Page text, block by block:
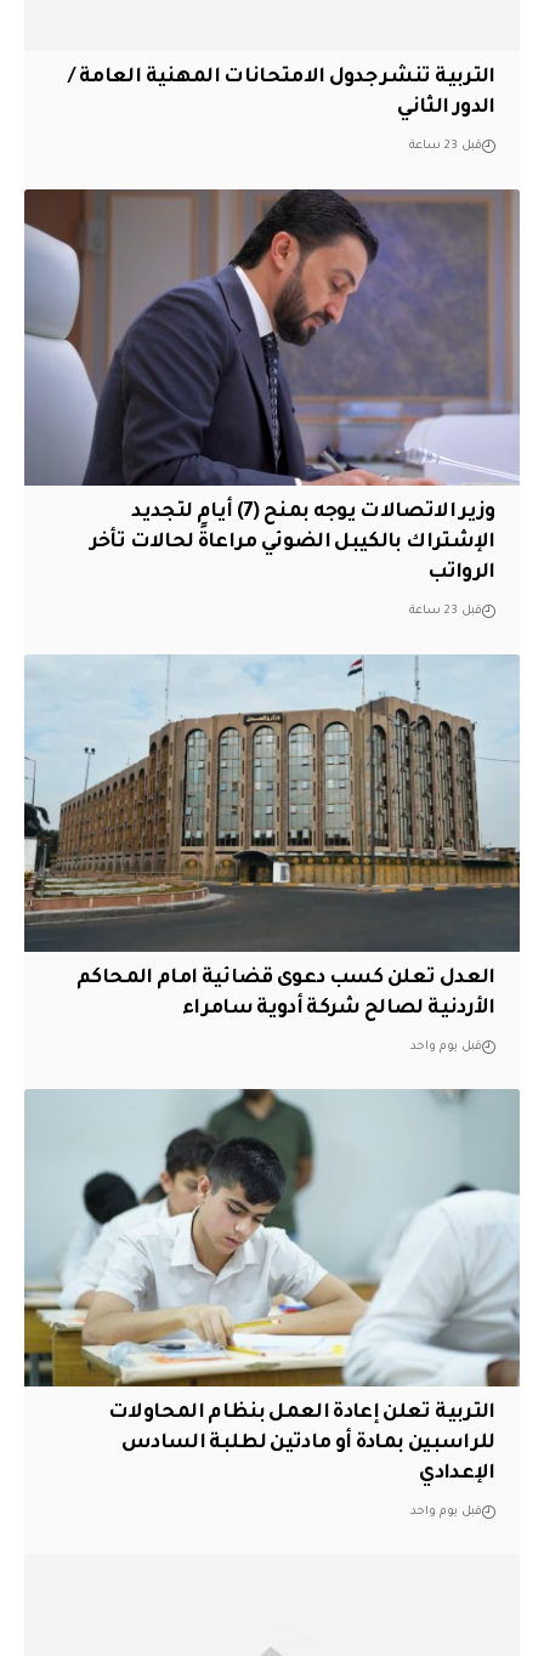
التربية تنشر جدول الامتحانات المهنية العامة /
الدور الثاني
قبل 23 ساعة
وزير الاتصالات يوجه بمنح (7) أيام لتجديد
الإشتراك بالكيبل الضوئي مراعاةً لحالات تأخر
الرواتب
قبل 23 ساعة
العدل تعلن كسب دعوى قضائية امام المحاكم
الأردنية لصالح شركة أدوية سامراء
قبل يوم واحد
التربية تعلن إعادة العمل بنظام المحاولات
للراسبين بمادة أو مادتين لطلبة السادس
الإعدادي
قبل يوم واحد